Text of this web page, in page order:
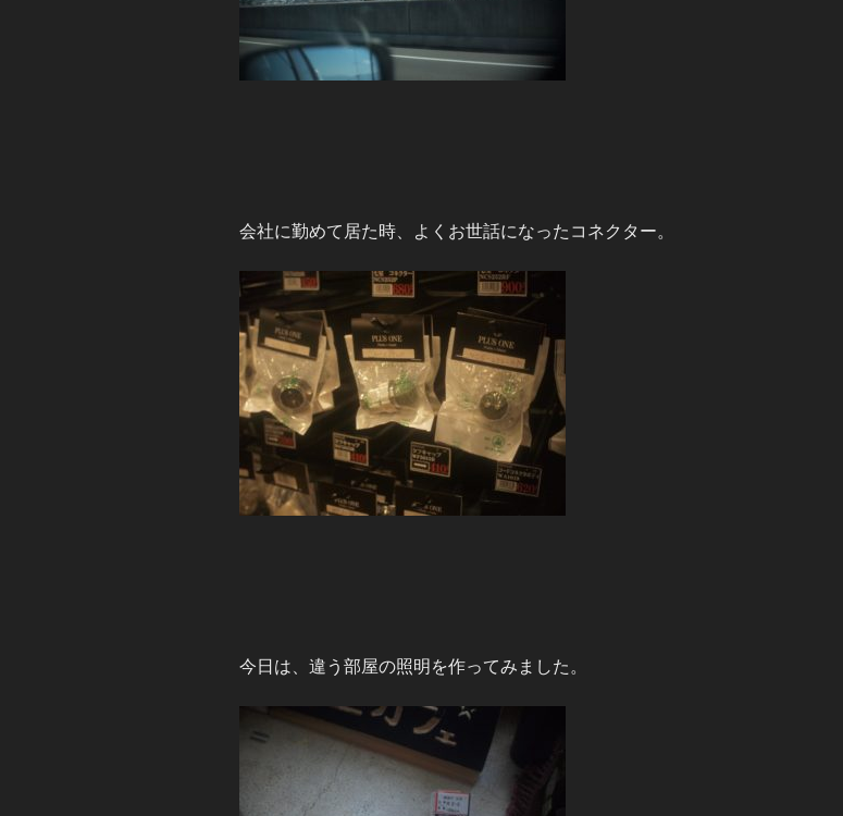
会社に勤めて居た時、よくお世話になったコネクター。
今日は、違う部屋の照明を作ってみました。